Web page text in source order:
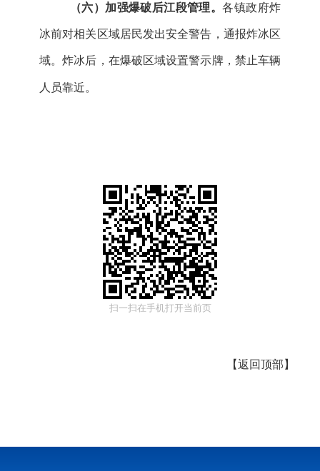
（六）加强爆破后江段管理。各镇政府炸
冰前对相关区域居民发出安全警告，通报炸冰区
域。炸冰后，在爆破区域设置警示牌，禁止车辆
人员靠近。
扫一扫在手机打开当前页
【返回顶部 】